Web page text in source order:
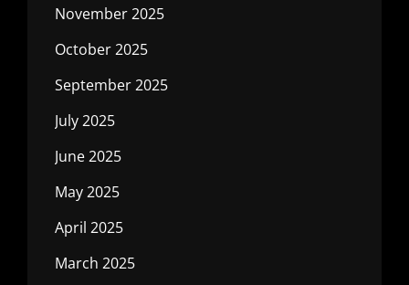
November 2025
October 2025
September 2025
July 2025
June 2025
May 2025
April 2025
March 2025